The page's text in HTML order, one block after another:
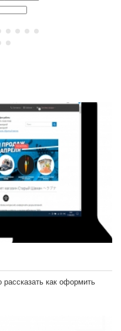
как оформить